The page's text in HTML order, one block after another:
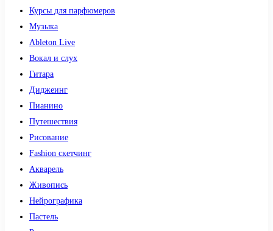
Курсы для парфюмеров
Музыка
Ableton Live
Вокал и слух
Гитара
Диджеинг
Пианино
Путешествия
Рисование
Fashion скетчинг
Акварель
Живопись
Нейрографика
Пастель